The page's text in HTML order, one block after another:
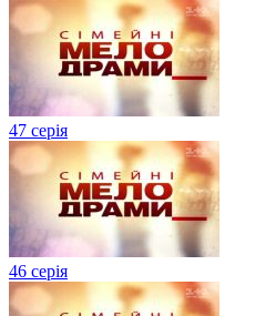
47 серія
46 серія